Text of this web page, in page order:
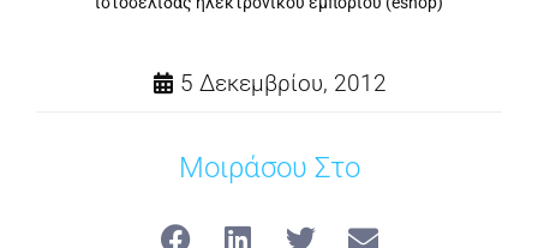
5 Δεκεμβρίου, 2012
Μοιράσου Στο